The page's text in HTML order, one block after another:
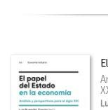
Administración pública
África